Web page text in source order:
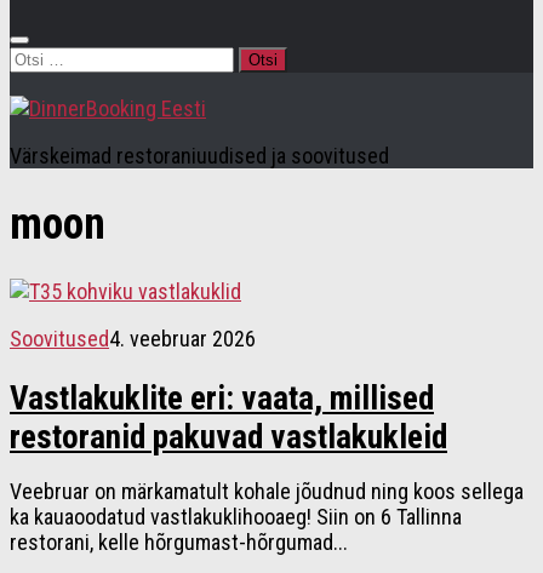
Otsi:
Värskeimad restoraniuudised ja soovitused
moon
Soovitused4. veebruar 2026
Vastlakuklite eri: vaata, millised
restoranid pakuvad vastlakukleid
Veebruar on märkamatult kohale jõudnud ning koos sellega
ka kauaoodatud vastlakuklihooaeg! Siin on 6 Tallinna
restorani, kelle hõrgumast-hõrgumad...